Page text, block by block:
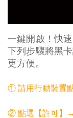
一鍵開啟！快
下列步驟將黑
更方便。
① 請用行動裝置
② 點選【許可】→